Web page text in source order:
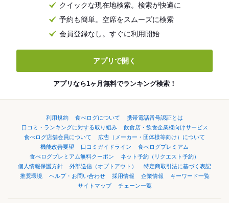
クイックな現在地検索。検索が快適に
予約も簡単。空席をスムーズに検索
会員登録なし。すぐに利用開始
アプリで開く
アプリなら1ヶ月無料でランキング検索！
利用規約 食べログについて
携帯電話番号認証とは
口コミ・ランキングに対する取り組み
飲食店・飲食企業様向けサービス
食べログ店舗会員について
広告（メーカー・団体様等向け）について
機能改善要望
口コミガイドライン
食べログプレミアム
食べログプレミアム無料クーポン
ネット予約（リクエスト予約）
個人情報保護方針
外部送信（オプトアウト）
特定商取引法に基づく表記
推奨環境
ヘルプ・お問い合わせ 採用情報 企業情報
キーワード一覧
サイトマップ
チェーン一覧